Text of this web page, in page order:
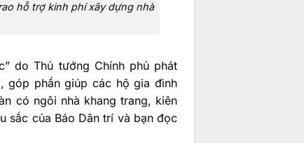
hỗ trợ kinh phí xây dựng nhà
do Thủ tướng Chính phủ phát
góp phần giúp các hộ gia đình
có ngôi nhà khang trang, kiên
sắc của Báo Dân trí và bạn đọc